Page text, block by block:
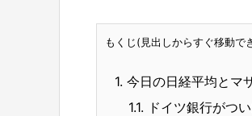
もくじ(見出しからすぐ移動で
1. 今日の日経平均とマ
1.1. ドイツ銀行がつ